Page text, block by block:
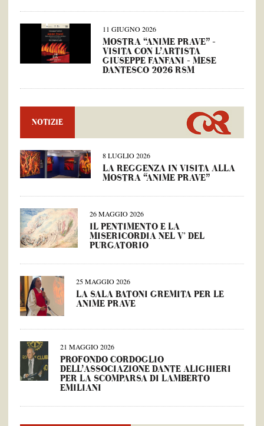
11 GIUGNO 2026
MOSTRA “ANIME PRAVE” –
VISITA CON L’ARTISTA
GIUSEPPE FANFANI – MESE
DANTESCO 2026 RSM
NOTIZIE
8 LUGLIO 2026
LA REGGENZA IN VISITA ALLA
MOSTRA “ANIME PRAVE”
26 MAGGIO 2026
IL PENTIMENTO E LA
MISERICORDIA NEL V° DEL
PURGATORIO
25 MAGGIO 2026
LA SALA BATONI GREMITA PER LE
ANIME PRAVE
21 MAGGIO 2026
PROFONDO CORDOGLIO
DELL’ASSOCIAZIONE DANTE ALIGHIERI
PER LA SCOMPARSA DI LAMBERTO
EMILIANI